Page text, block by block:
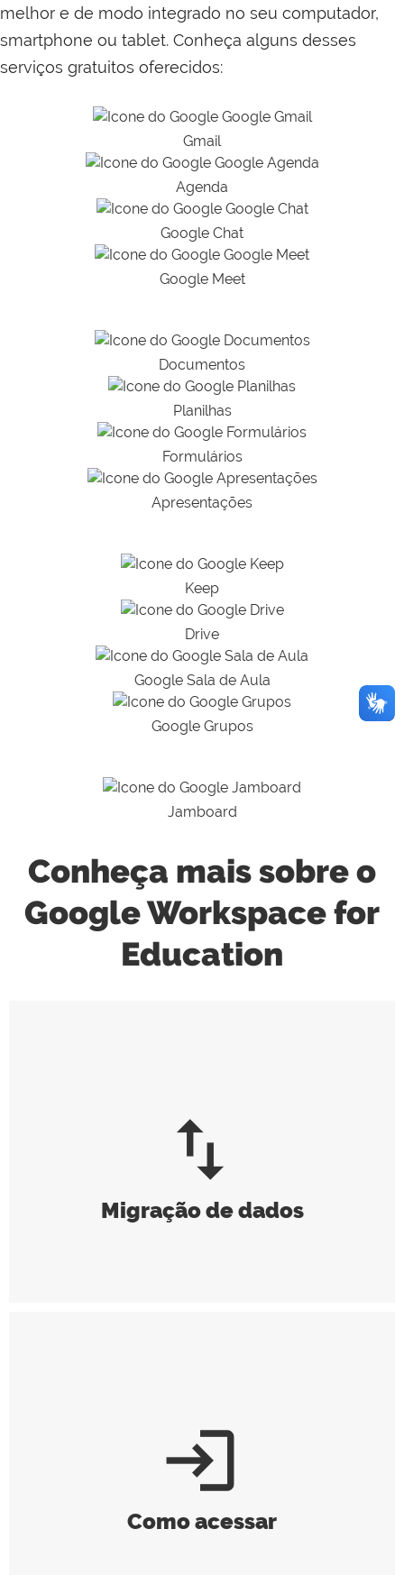
melhor e de modo integrado no seu computador,
smartphone ou tablet. Conheça alguns desses
serviços gratuitos oferecidos:
Gmail
Agenda
Google Chat
Google Meet
Documentos
Planilhas
Formulários
Apresentações
Keep
Drive
Google Sala de Aula
Google Grupos
Jamboard
Conheça mais sobre o
Google Workspace for
Education
import_export
Migração de dados
login
Como acessar